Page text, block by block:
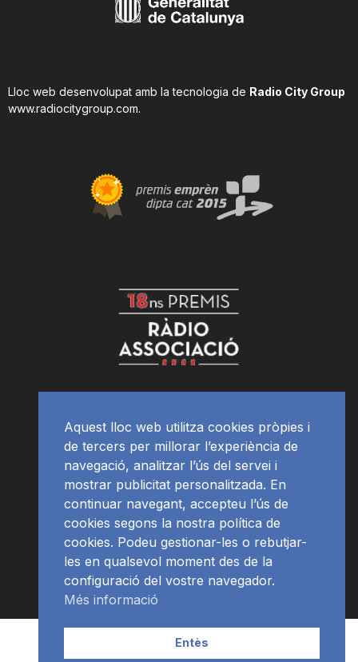
Lloc web desenvolupat amb la tecnologia de Radio City Group
www.radiocitygroup.com.
APP Programació
Aquest lloc web utilitza cookies pròpies i
de tercers per millorar l’experiència de
navegació, analitzar l’ús del servei i
mostrar publicitat personalitzada. En
continuar navegant, accepteu l’ús de
cookies segons la nostra política de
cookies. Podeu gestionar-les o rebutjar-
les en qualsevol moment des de la
configuració del vostre navegador.
Més informació
Entès